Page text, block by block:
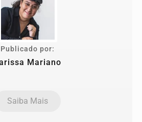
Publicado por:
Mariano
Saiba Mais